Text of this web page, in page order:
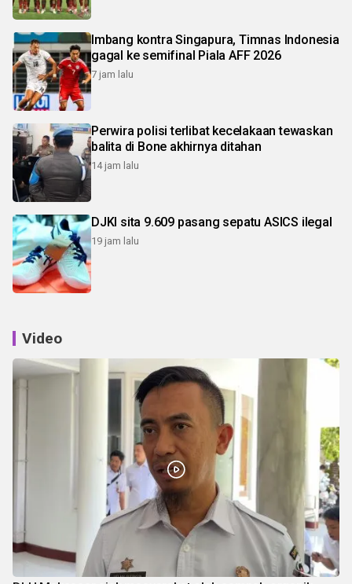
Imbang kontra Singapura, Timnas Indonesia
gagal ke semifinal Piala AFF 2026
7 jam lalu
Perwira polisi terlibat kecelakaan tewaskan
balita di Bone akhirnya ditahan
14 jam lalu
DJKI sita 9.609 pasang sepatu ASICS ilegal
19 jam lalu
Video